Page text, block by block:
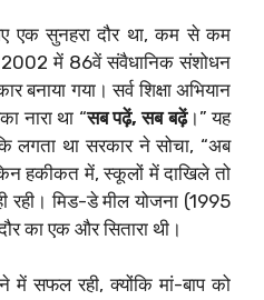
एक सुनहरा दौर था, कम से कम
2002 में 86वें संवैधानिक संशोधन
बनाया गया। सर्व शिक्षा अभियान
नारा था “सब पढ़ें, सब बढ़ें।” यह
लगता था सरकार ने सोचा, “अब
हकीकत में, स्कूलों में दाखिले तो
रही। मिड-डे मील योजना (1995
का एक और सितारा थी।
में सफल रही, क्योंकि मां-बाप को